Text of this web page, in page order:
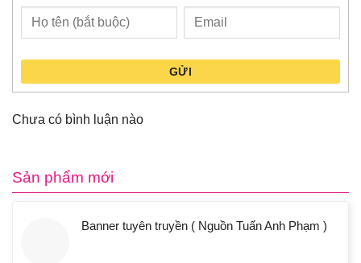
GỬI
Chưa có bình luận nào
Sản phẩm mới
Banner tuyên truyền ( Nguồn Tuấn Anh Phạm )